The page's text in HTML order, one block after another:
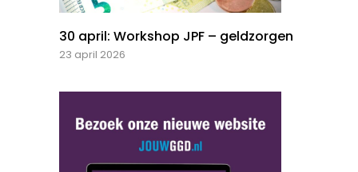
30 april: Workshop JPF – geldzorgen
23 april 2026